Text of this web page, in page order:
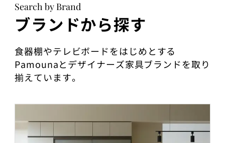
Search by Brand
ブランドから探す
食器棚やテレビボードをはじめとする
Pamounaとデザイナーズ家具ブランドを取り
揃えています。